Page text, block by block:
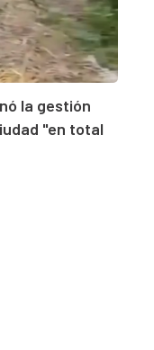
la gestión
"en total